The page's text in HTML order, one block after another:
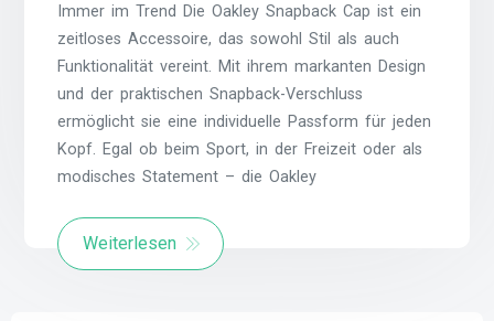
Immer im Trend Die Oakley Snapback Cap ist ein
zeitloses Accessoire, das sowohl Stil als auch
Funktionalität vereint. Mit ihrem markanten Design
und der praktischen Snapback-Verschluss
ermöglicht sie eine individuelle Passform für jeden
Kopf. Egal ob beim Sport, in der Freizeit oder als
modisches Statement – die Oakley
Weiterlesen